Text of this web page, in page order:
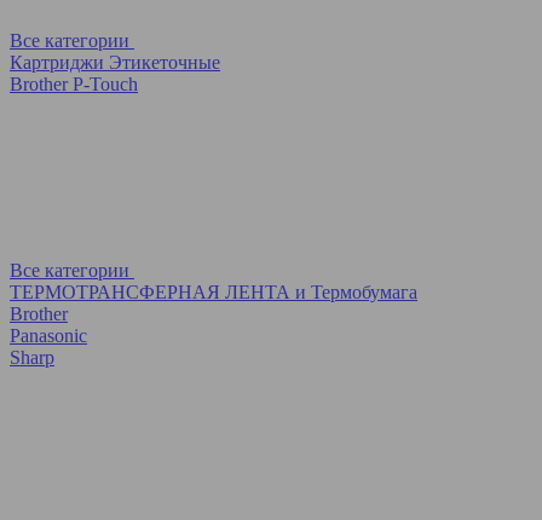
Все категории
Картриджи Этикеточные
Brother P-Touch
Все категории
ТЕРМОТРАНСФЕРНАЯ ЛЕНТА и Термобумага
Brother
Panasonic
Sharp